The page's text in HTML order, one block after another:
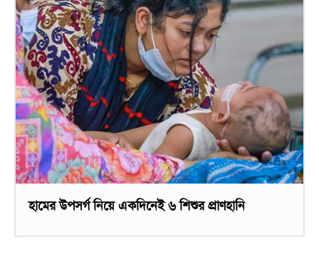
হামের উপসর্গ নিয়ে একদিনেই ৬ শিশুর প্রাণহানি